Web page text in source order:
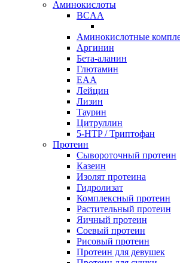
Аминокислоты
BCAA
Аминокислотные
Аргинин
Бета-аланин
Глютамин
EAA
Лейцин
Лизин
Таурин
Цитруллин
5-HTP / Триптофан
Протеин
Сывороточный протеин
Казеин
Изолят протеина
Гидролизат
Комплексный протеин
Растительный протеин
Яичный протеин
Соевый протеин
Рисовый протеин
Протеин для девушек